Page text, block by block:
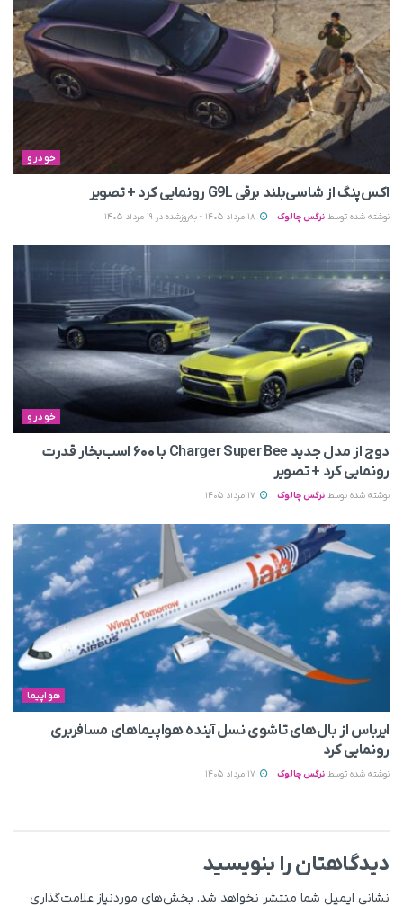
خودرو
اکس‌پنگ از شاسی‌بلند برقی G9L رونمایی کرد + تصویر
نوشته شده توسط نرگس چالوک
خودرو
دوج از مدل جدید Charger Super Bee با ۶۰۰ اسب‌بخار قدرت
رونمایی کرد + تصویر
نوشته شده توسط نرگس چالوک
هواپیما
ایرباس از بال‌های تاشوی نسل آینده هواپیماهای مسافربری
رونمایی کرد
نوشته شده توسط نرگس چالوک
دیدگاهتان را بنویسید
نشانی ایمیل شما منتشر نخواهد شد. بخش‌های موردنیاز علامت‌گذاری